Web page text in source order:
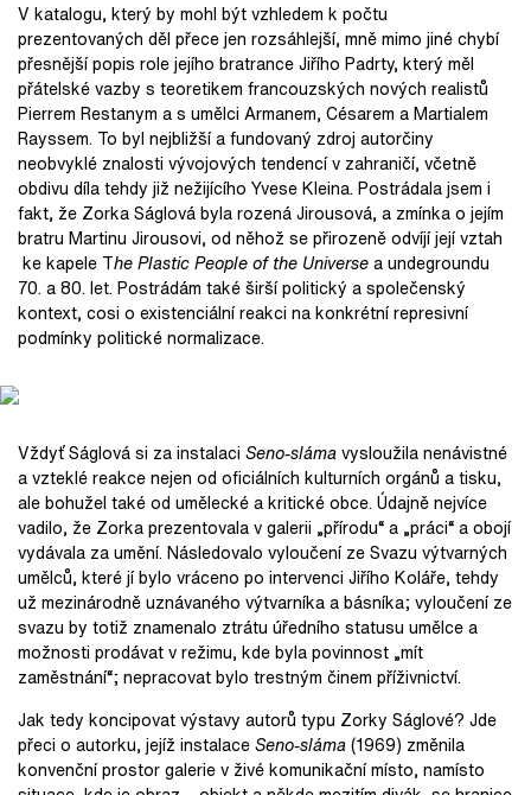
V katalogu, který by mohl být vzhledem k počtu
prezentovaných děl přece jen rozsáhlejší, mně mimo jiné chybí
přesnější popis role jejího bratrance Jiřího Padrty, který měl
přátelské vazby s teoretikem francouzských nových realistů
Pierrem Restanym a s umělci Armanem, Césarem a Martialem
Rayssem. To byl nejbližší a fundovaný zdroj autorčiny
neobvyklé znalosti vývojových tendencí v zahraničí, včetně
obdivu díla tehdy již nežijícího Yvese Kleina. Postrádala jsem i
fakt, že Zorka Ságlová byla rozená Jirousová, a zmínka o jejím
bratru Martinu Jirousovi, od něhož se přirozeně odvíjí její vztah
ke kapele The Plastic People of the Universea undegroundu
70. a 80. let. Postrádám také širší politický a společenský
kontext, cosi o existenciální reakci na konkrétní represivní
podmínky politické normalizace.
Vždyť Ságlová si za instalaci Seno-slámavysloužila nenávistné
a vzteklé reakce nejen od oficiálních kulturních orgánů a tisku,
ale bohužel také od umělecké a kritické obce. Údajně nejvíce
vadilo, že Zorka prezentovala v galerii „přírodu“ a „práci“ a obojí
vydávala za umění. Následovalo vyloučení ze Svazu výtvarných
umělců, které jí bylo vráceno po intervenci Jiřího Koláře, tehdy
už mezinárodně uznávaného výtvarníka a básníka; vyloučení ze
svazu by totiž znamenalo ztrátu úředního statusu umělce a
možnosti prodávat v režimu, kde byla povinnost „mít
zaměstnání“; nepracovat bylo trestným činem příživnictví.
Jak tedy koncipovat výstavy autorů typu Zorky Ságlové? Jde
přeci o autorku, jejíž instalaceSeno-sláma(1969) změnila
konvenční prostor galerie v živé komunikační místo, namísto